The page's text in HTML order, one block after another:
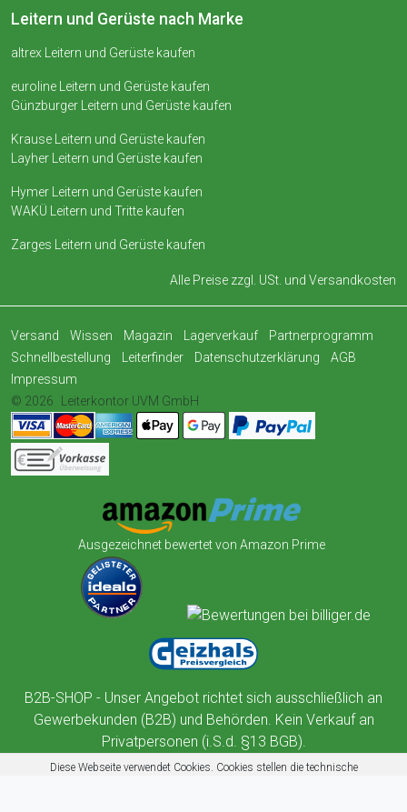
Leitern und Gerüste nach Marke
altrex Leitern und Gerüste kaufen
euroline Leitern und Gerüste kaufen
Günzburger Leitern und Gerüste kaufen
Krause Leitern und Gerüste kaufen
Layher Leitern und Gerüste kaufen
Hymer Leitern und Gerüste kaufen
WAKÜ Leitern und Tritte kaufen
Zarges Leitern und Gerüste kaufen
Alle Preise zzgl. USt. und Versandkosten
Versand Wissen Magazin Lagerverkauf
Partnerprogramm
Schnellbestellung
Leiterfinder Datenschutzerklärung
AGB
Impressum
© 2026
Leiterkontor UVM GmbH
Ausgezeichnet bewertet von Amazon Prime
B2B-SHOP - Unser Angebot richtet sich ausschließlich an
Gewerbekunden (B2B) und Behörden. Kein Verkauf an
Privatpersonen (i.S.d. §13 BGB).
Diese Webseite verwendet Cookies. Cookies stellen die technische